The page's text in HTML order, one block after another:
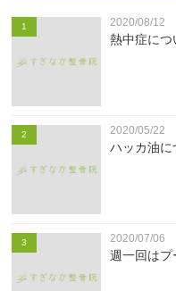
1 2020/08/12
熱中症に
2 2020/05/22
ハッカ油に
3 2020/07/06
週一回はプ